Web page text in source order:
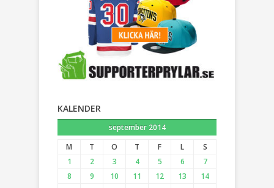
KALENDER
september 2014
M
T O T F L
S
1
2 3 4 5 6
7
8
9 10 11 12 13
14